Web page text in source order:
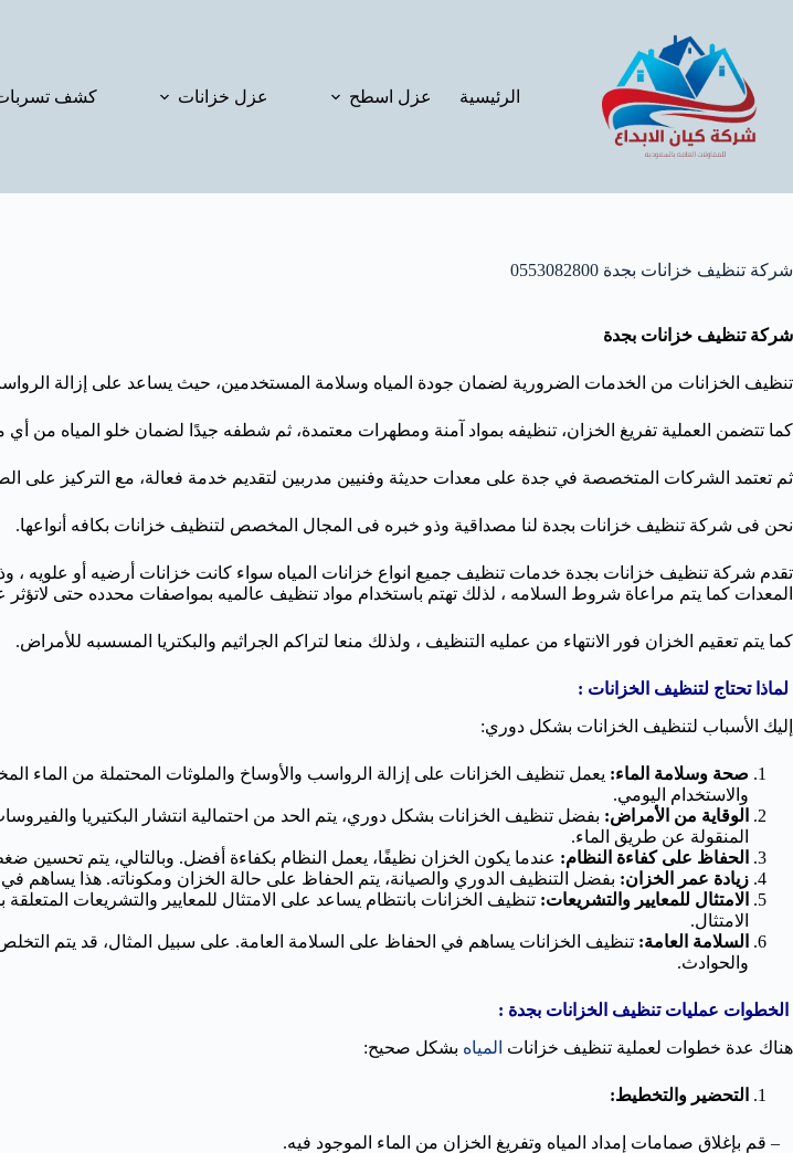
الرئيسية عزل اسطح عزل خزانات كشف تسربات
شركة تنظيف خزانات بجدة 0553082800
شركة تنظيف خزانات بجدة
تنظيف الخزانات من الخدمات الضرورية لضمان جودة المياه وسلامة المستخدمين، حيث يساعد على إزالة الرواسب،
كما تتضمن العملية تفريغ الخزان، تنظيفه بمواد آمنة ومطهرات معتمدة، ثم شطفه جيدًا لضمان خلو المياه من أي
ثم تعتمد الشركات المتخصصة في جدة على معدات حديثة وفنيين مدربين لتقديم خدمة فعالة، مع التركيز على
نحن فى شركة تنظيف خزانات بجدة لنا مصداقية وذو خبره فى المجال المخصص لتنظيف خزانات بكافه أنواعها.
تقدم شركة تنظيف خزانات بجدة خدمات تنظيف جميع انواع خزانات المياه سواء كانت خزانات أرضيه أو علويه ،
المعدات كما يتم مراعاة شروط السلامه ، لذلك تهتم باستخدام مواد تنظيف عالميه بمواصفات محدده حتى
كما يتم تعقيم الخزان فور الانتهاء من عمليه التنظيف ، ولذلك منعا لتراكم الجراثيم والبكتريا المسسبه للأمراض.
لماذا تحتاج لتنظيف الخزانات :
إليك الأسباب لتنظيف الخزانات بشكل دوري:
صحة وسلامة الماء: يعمل تنظيف الخزانات على إزالة الرواسب والأوساخ والملوثات المحتملة من الماء
والاستخدام اليومي.
الوقاية من الأمراض: بفضل تنظيف الخزانات بشكل دوري، يتم الحد من احتمالية انتشار البكتيريا
المنقولة عن طريق الماء.
الحفاظ على كفاءة النظام: عندما يكون الخزان نظيفًا، يعمل النظام بكفاءة أفضل. وبالتالي، يتم تحسين
زيادة عمر الخزان: بفضل التنظيف الدوري والصيانة، يتم الحفاظ على حالة الخزان ومكوناته. هذا يساهم
الامتثال للمعايير والتشريعات: تنظيف الخزانات بانتظام يساعد على الامتثال للمعايير والتشريعات
الامتثال.
السلامة العامة: تنظيف الخزانات يساهم في الحفاظ على السلامة العامة. على سبيل المثال، قد يتم
والحوادث.
الخطوات عمليات تنظيف الخزانات بجدة :
هناك عدة خطوات لعملية تنظيف خزانات المياه بشكل صحيح:
التحضير والتخطيط:
– قم بإغلاق صمامات إمداد المياه وتفريغ الخزان من الماء الموجود فيه.